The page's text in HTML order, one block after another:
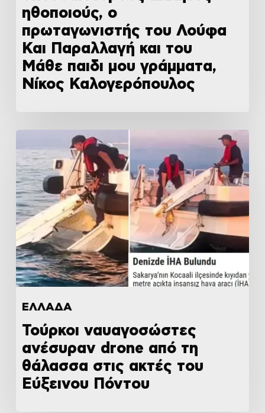
ηθοποιούς, ο
πρωταγωνιστής του Λούφα
Και Παραλλαγή και του
Μάθε παιδι μου γράμματα,
Νίκος Καλογερόπουλος
ΕΛΛΑΔΑ
Τούρκοι ναυαγοσώστες
ανέσυραν drone από τη
θάλασσα στις ακτές του
Εύξεινου Πόντου